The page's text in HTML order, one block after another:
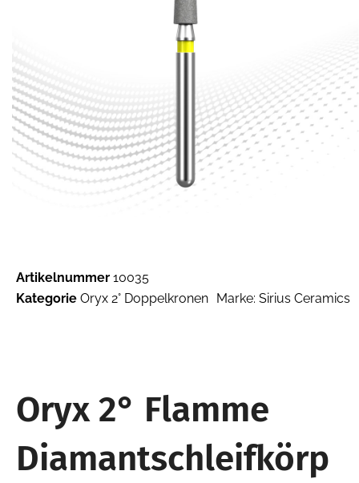
Artikelnummer 10035
Kategorie Oryx 2° Doppelkronen Marke: Sirius Ceramics
Oryx 2° Flamme
Diamantschleifkörp